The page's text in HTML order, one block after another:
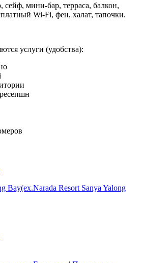
мини-бар, терраса, балкон,
Wi-Fi, фен, халат, тапочки.
услуги (удобства):
Bay(ex.Narada Resort Sanya Yalong